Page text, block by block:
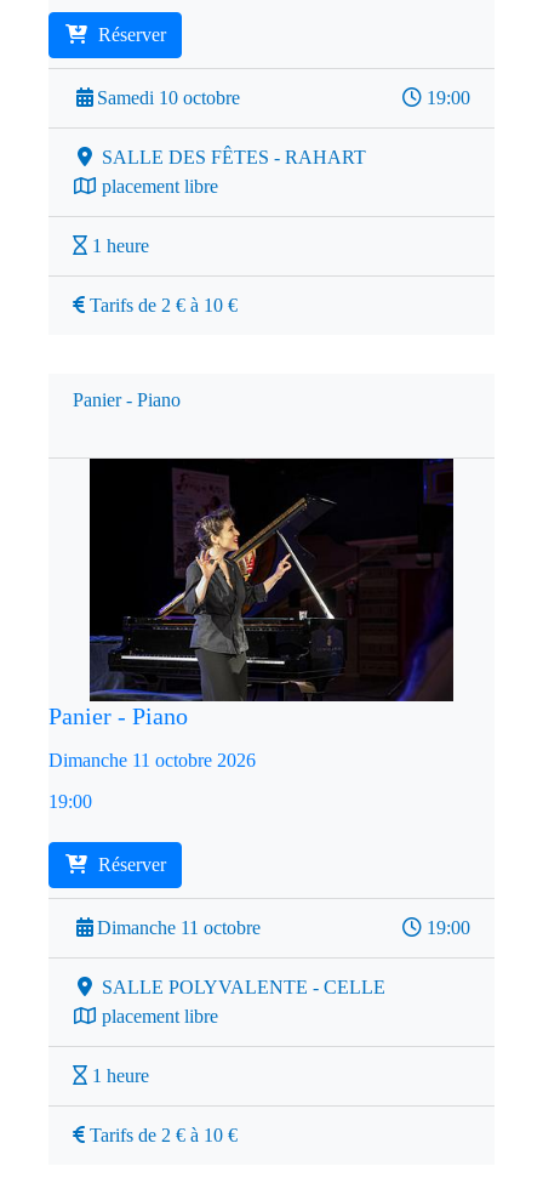
Réserver
Samedi 10 octobre 19:00
SALLE DES FÊTES - RAHART
placement libre
1 heure
Tarifs de 2 € à 10 €
Panier - Piano
Panier - Piano
Dimanche 11 octobre 2026
19:00
Réserver
Dimanche 11 octobre 19:00
SALLE POLYVALENTE - CELLE
placement libre
1 heure
Tarifs de 2 € à 10 €